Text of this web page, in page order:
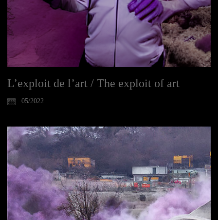
L’exploit de l’art / The exploit of art
05/2022